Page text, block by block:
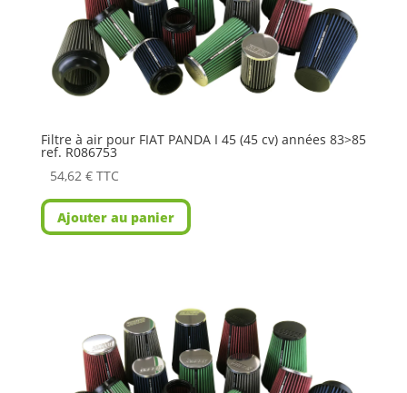
Filtre à air pour FIAT PANDA I 45 (45 cv) années 83>85
ref. R086753
54,62 € TTC
Ajouter au panier